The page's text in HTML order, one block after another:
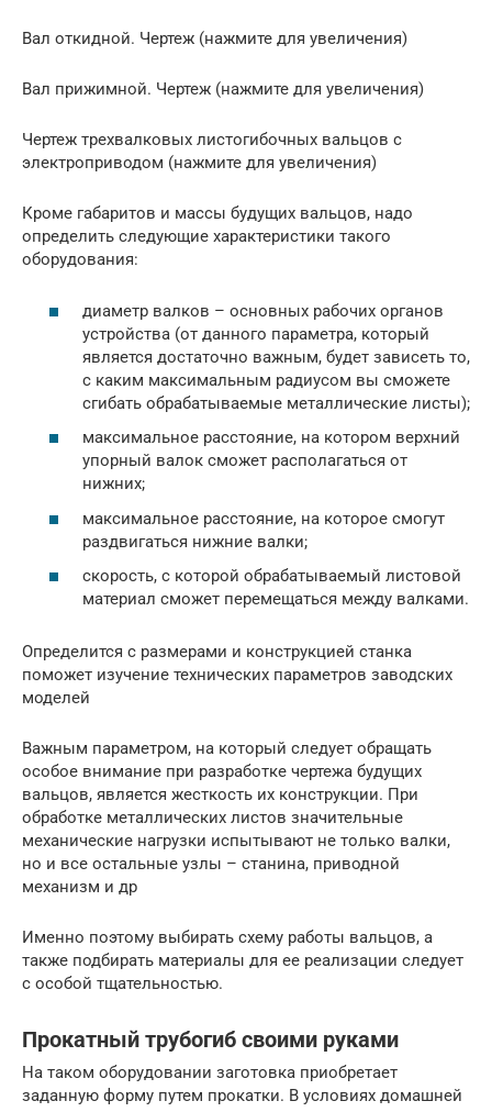
Вал откидной. Чертеж (нажмите для увеличения)
Вал прижимной. Чертеж (нажмите для увеличения)
Чертеж трехвалковых листогибочных вальцов с
электроприводом (нажмите для увеличения)
Кроме габаритов и массы будущих вальцов, надо
определить следующие характеристики такого
оборудования:
диаметр валков – основных рабочих органов
устройства (от данного параметра, который
является достаточно важным, будет зависеть то,
с каким максимальным радиусом вы сможете
сгибать обрабатываемые металлические листы);
максимальное расстояние, на котором верхний
упорный валок сможет располагаться от
нижних;
максимальное расстояние, на которое смогут
раздвигаться нижние валки;
скорость, с которой обрабатываемый листовой
материал сможет перемещаться между валками.
Определится с размерами и конструкцией станка
поможет изучение технических параметров заводских
моделей
Важным параметром, на который следует обращать
особое внимание при разработке чертежа будущих
вальцов, является жесткость их конструкции. При
обработке металлических листов значительные
механические нагрузки испытывают не только валки,
но и все остальные узлы – станина, приводной
механизм и др
Именно поэтому выбирать схему работы вальцов, а
также подбирать материалы для ее реализации следует
с особой тщательностью.
Прокатный трубогиб своими руками
На таком оборудовании заготовка приобретает
заданную форму путем прокатки. В условиях домашней